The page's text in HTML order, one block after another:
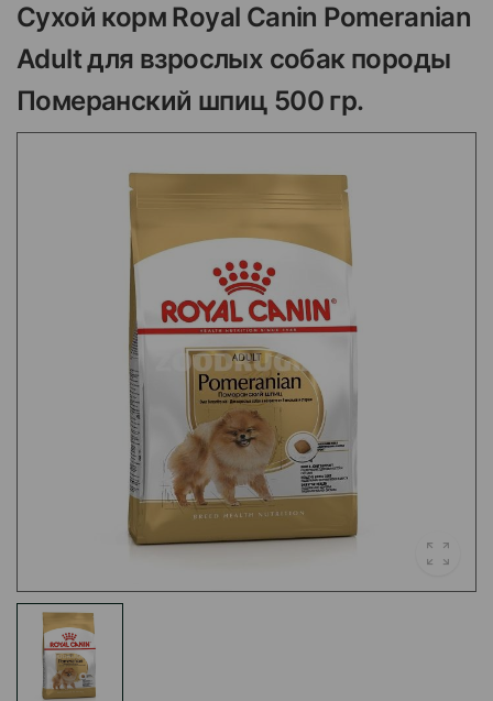
Сухой корм Royal Canin Pomeranian
Adult для взрослых собак породы
Померанский шпиц 500 гр.